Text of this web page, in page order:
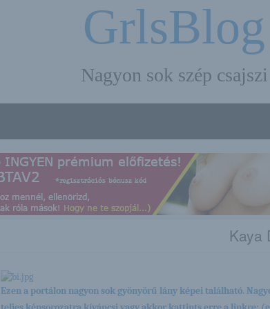
GrlsBlog
Nagyon sok szép csajszi
Kaya
Ezen a portálon nagyon sok gyönyörű lány képei található.